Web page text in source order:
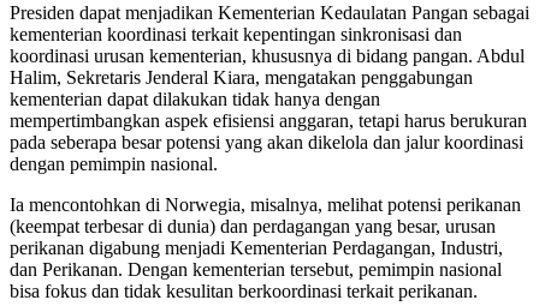
Presiden dapat menjadikan Kementerian Kedaulatan Pangan sebagai
kementerian koordinasi terkait kepentingan sinkronisasi dan
koordinasi urusan kementerian, khususnya di bidang pangan. Abdul
Halim, Sekretaris Jenderal Kiara, mengatakan penggabungan
kementerian dapat dilakukan tidak hanya dengan
mempertimbangkan aspek efisiensi anggaran, tetapi harus berukuran
pada seberapa besar potensi yang akan dikelola dan jalur koordinasi
dengan pemimpin nasional.
Ia mencontohkan di Norwegia, misalnya, melihat potensi perikanan
(keempat terbesar di dunia) dan perdagangan yang besar, urusan
perikanan digabung menjadi Kementerian Perdagangan, Industri,
dan Perikanan. Dengan kementerian tersebut, pemimpin nasional
bisa fokus dan tidak kesulitan berkoordinasi terkait perikanan.